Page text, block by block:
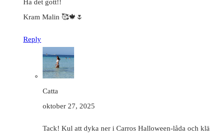
Ha det gott!!
Kram Malin 🥰🍁🌷
Reply
Catta
oktober 27, 2025
Tack! Kul att dyka ner i Carros Halloween-låda och klä